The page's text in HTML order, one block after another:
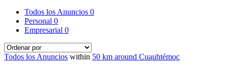
Todos los Anuncios 0
Personal 0
Empresarial 0
Todos los Anuncios within 50 km around Cuauhtémoc